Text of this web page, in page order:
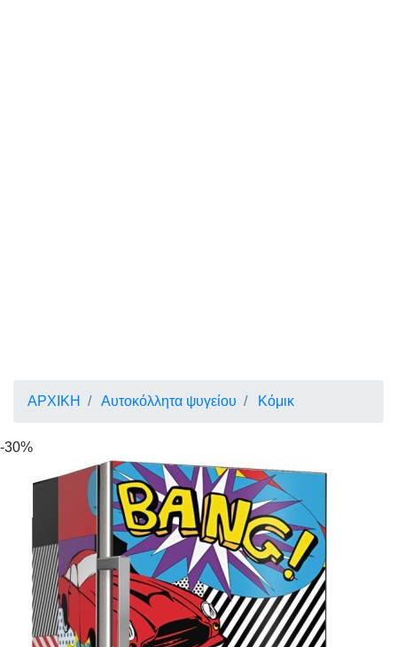
ΑΡΧΙΚΗ Αυτοκόλλητα ψυγείου Κόμικ
-30%